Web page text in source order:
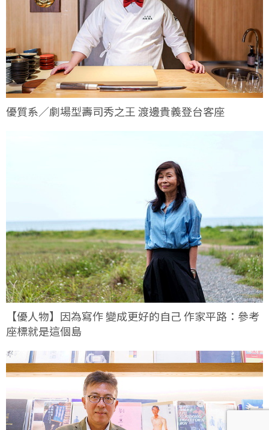
優質系／劇場型壽司秀之王 渡邊貴義登台客座
【優人物】因為寫作 變成更好的自己 作家平路：參考
座標就是這個島